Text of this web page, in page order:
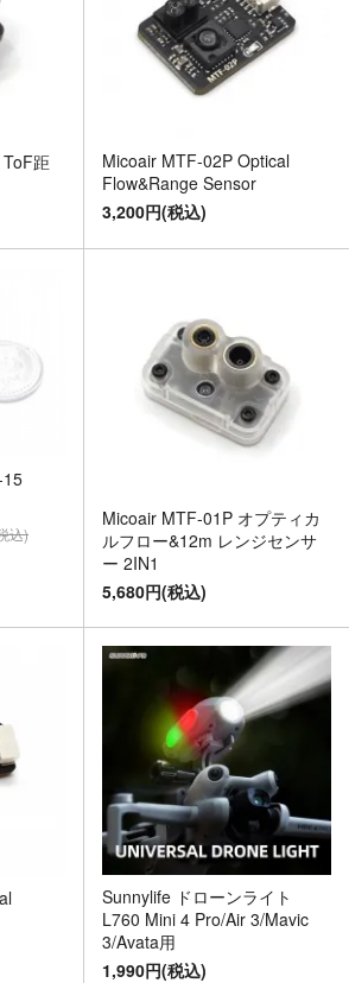
距
Micoair MTF-02P Optical
Flow&Range Sensor
3,200円(税込)
込)
Micoair MTF-01P オプティカ
ルフロー&12m レンジセンサ
ー 2IN1
5,680円(税込)
Sunnylife ドローンライト
L760 Mini 4 Pro/Air 3/Mavic
3/Avata用
1,990円(税込)